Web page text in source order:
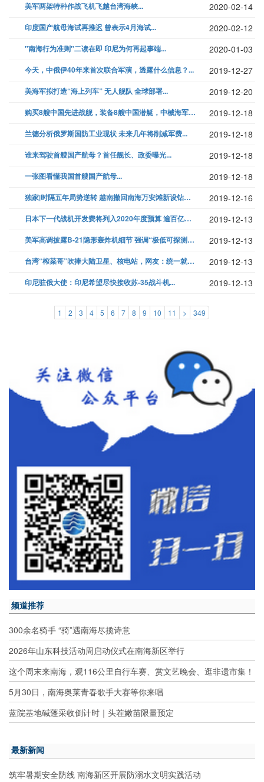
美军两架特种作战飞机飞越台湾海峡... 2020-02-14
印度国产航母海试再推迟 曾表示4月海试... 2020-02-12
"南海行为准则"二读在即 印尼为何再起事端... 2020-01-03
今天，中俄伊40年来首次联合军演，透露什么信息？... 2019-12-27
美海军拟打造“海上列车” 无人舰队 全球部署... 2019-12-20
购买8艘中国先进战舰，装备8艘中国潜艇，中械海军力量如何？... 2019-12-18
兰德分析俄罗斯国防工业现状 未来几年将削减军费... 2019-12-18
谁来驾驶首艘国产航母？首任舰长、政委曝光... 2019-12-18
一张图看懂我国首艘国产航母... 2019-12-18
独家|时隔五年局势逆转 越南撤回南海万安滩新设钻井平台... 2019-12-16
日本下一代战机开发费将列入2020年度预算 逾百亿日元... 2019-12-13
美军高调披露B-21隐形轰炸机细节 强调“极低可探测性”... 2019-12-13
台湾“榨菜哥”吹捧大陆卫星、核电站，网友：统一就能有... 2019-12-13
印尼驻俄大使：印尼希望尽快接收苏-35战斗机... 2019-12-13
1 2 3 4 5 6 7 8 9 10 11 > 349
频道推荐
300余名骑手 “骑”遇南海尽揽诗意
2026年山东科技活动周启动仪式在南海新区举行
这个周末来南海，观116公里自行车赛、赏文艺晚会、逛非遗市集！
5月30日，南海奥莱青春歌手大赛等你来唱
蓝院基地碱蓬采收倒计时｜头茬嫩苗限量预定
最新新闻
筑牢暑期安全防线 南海新区开展防溺水文明实践活动